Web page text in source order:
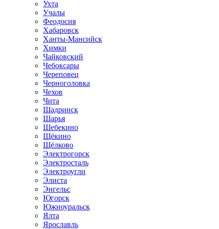
Ухта
Учалы
Феодосия
Хабаровск
Ханты-Мансийск
Химки
Чайковский
Чебоксары
Череповец
Черноголовка
Чехов
Чита
Шадринск
Шарья
Шебекино
Щёкино
Щёлково
Электрогорск
Электросталь
Электроугли
Элиста
Энгельс
Югорск
Южноуральск
Ялта
Ярославль